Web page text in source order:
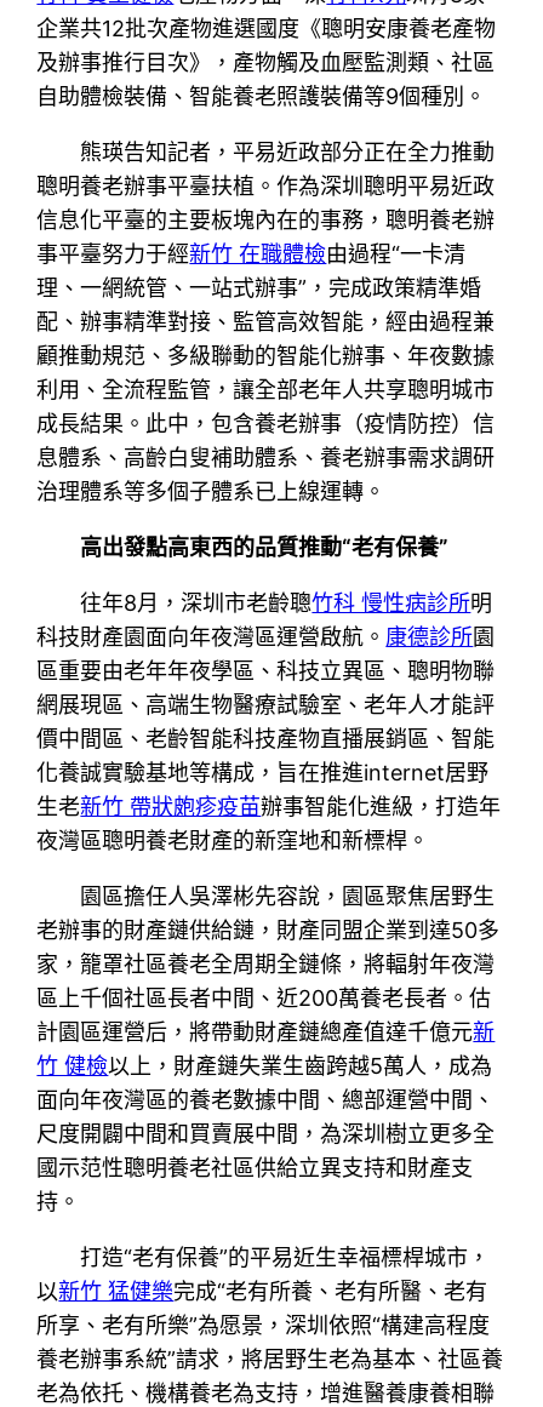
企業共12批次產物進選國度《聰明安康養老產物
及辦事推行目次》，產物觸及血壓監測類、社區
自助體檢裝備、智能養老照護裝備等9個種別。
熊瑛告知記者，平易近政部分正在全力推動
聰明養老辦事平臺扶植。作為深圳聰明平易近政
信息化平臺的主要板塊內在的事務，聰明養老辦
事平臺努力于經新竹 在職體檢由過程“一卡清
理、一網統管、一站式辦事”，完成政策精準婚
配、辦事精準對接、監管高效智能，經由過程兼
顧推動規范、多級聯動的智能化辦事、年夜數據
利用、全流程監管，讓全部老年人共享聰明城市
成長結果。此中，包含養老辦事（疫情防控）信
息體系、高齡白叟補助體系、養老辦事需求調研
治理體系等多個子體系已上線運轉。
高出發點高東西的品質推動“老有保養”
往年8月，深圳市老齡聰竹科 慢性病診所明
科技財產園面向年夜灣區運營啟航。 康德診所園
區重要由老年年夜學區、科技立異區、聰明物聯
網展現區、高端生物醫療試驗室、老年人才能評
價中間區、老齡智能科技產物直播展銷區、智能
化養誠實驗基地等構成，旨在推進internet居野
生老新竹 帶狀皰疹疫苗辦事智能化進級，打造年
夜灣區聰明養老財產的新窪地和新標桿。
園區擔任人吳澤彬先容說，園區聚焦居野生
老辦事的財產鏈供給鏈，財產同盟企業到達50多
家，籠罩社區養老全周期全鏈條，將輻射年夜灣
區上千個社區長者中間、近200萬養老長者。估
計園區運營后，將帶動財產鏈總產值達千億元新
竹 健檢以上，財產鏈失業生齒跨越5萬人，成為
面向年夜灣區的養老數據中間、總部運營中間、
尺度開闢中間和買賣展中間，為深圳樹立更多全
國示范性聰明養老社區供給立異支持和財產支
持。
打造“老有保養”的平易近生幸福標桿城市，
以新竹 猛健樂完成“老有所養、老有所醫、老有
所享、老有所樂”為愿景，深圳依照“構建高程度
養老辦事系統”請求，將居野生老為基本、社區養
老為依托、機構養老為支持，增進醫養康養相聯